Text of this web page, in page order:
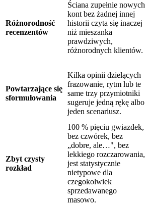
Różnorodność
recenzentów
Ściana zupełnie nowych
kont bez żadnej innej
historii czyta się inaczej
niż mieszanka
prawdziwych,
różnorodnych klientów.
Powtarzające się
sformułowania
Kilka opinii dzielących
frazowanie, rytm lub te
same trzy przymiotniki
sugeruje jedną rękę albo
jeden scenariusz.
Zbyt czysty
rozkład
100 % pięciu gwiazdek,
bez czwórek, bez
„dobre, ale…", bez
lekkiego rozczarowania,
jest statystycznie
nietypowe dla
czegokolwiek
sprzedawanego
masowo.